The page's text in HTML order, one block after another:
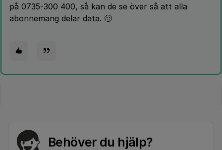
på 0735-300 400, så kan de se över så att alla
abonnemang delar data. 🙂
Behöver du hjälp?